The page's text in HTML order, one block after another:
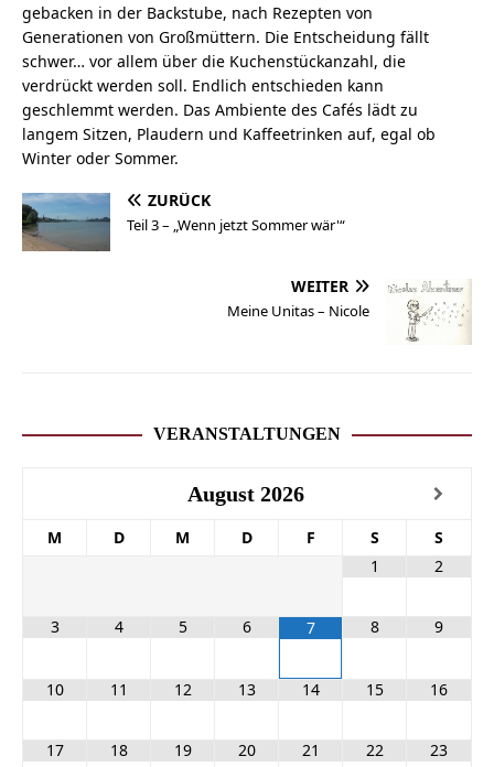
gebacken in der Backstube, nach Rezepten von
Generationen von Großmüttern. Die Entscheidung fällt
schwer… vor allem über die Kuchenstückanzahl, die
verdrückt werden soll. Endlich entschieden kann
geschlemmt werden. Das Ambiente des Cafés lädt zu
langem Sitzen, Plaudern und Kaffeetrinken auf, egal ob
Winter oder Sommer.
ZURÜCK
Teil 3 – „Wenn jetzt Sommer wär'“
WEITER
Meine Unitas – Nicole
VERANSTALTUNGEN
August 2026
M D M D F S
S
1
2
3 4 5 6 7 8 9
10 11 12 13 14 15 16
17 18 19 20 21 22 23